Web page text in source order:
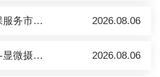
省公卫-消防维保服务市场调研（第二轮） 2026.08.06
高原医学研究院-显微摄像系统（倒置） 市场调研 2026.08.06